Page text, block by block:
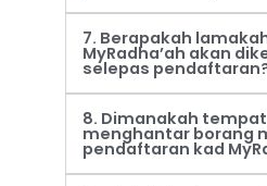
7. Berapakah
MyRadha’ah akan
selepas
8. Dimanakah
menghantar borang
pendaftaran kad